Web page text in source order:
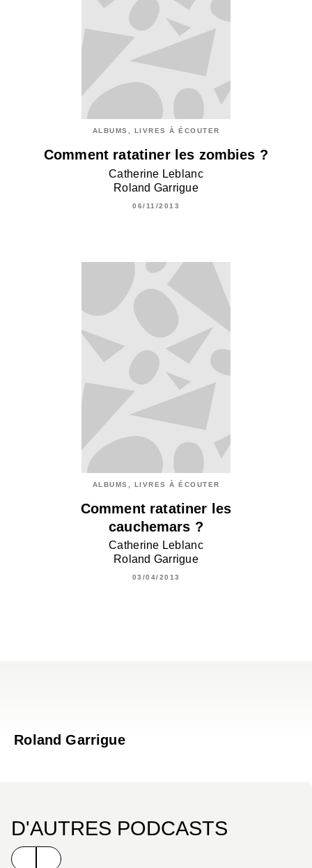
ALBUMS, LIVRES À ÉCOUTER
Comment ratatiner les zombies ?
Catherine Leblanc
Roland Garrigue
06/11/2013
ALBUMS, LIVRES À ÉCOUTER
Comment ratatiner les
cauchemars ?
Catherine Leblanc
Roland Garrigue
03/04/2013
Roland Garrigue
D'AUTRES PODCASTS